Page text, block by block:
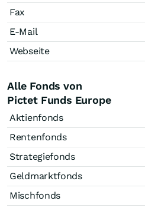
Fax
E-Mail
Webseite
Alle Fonds von
Pictet Funds Europe
Aktienfonds
Rentenfonds
Strategiefonds
Geldmarktfonds
Mischfonds